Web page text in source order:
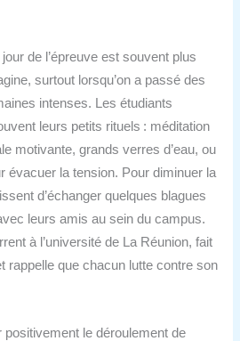
de l’épreuve est souvent plus
surtout lorsqu’on a passé des
intenses. Les étudiants
leurs petits rituels : méditation
motivante, grands verres d’eau, ou
évacuer la tension. Pour diminuer la
d’échanger quelques blagues
leurs amis au sein du campus.
à l’université de La Réunion, fait
rappelle que chacun lutte contre son
positivement le déroulement de